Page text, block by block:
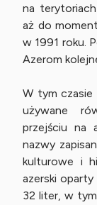
na
aż do
w 1991 roku.
Azerom
W tym czasie
używane
przejściu na
nazwy
kulturowe i
azerski oparty
32 liter, w